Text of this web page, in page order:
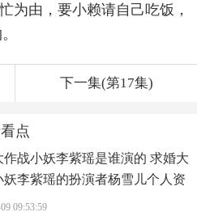
为由，要小赖请自己吃饭，
下一集(第17集)
点
作战小妖李紫瑶是谁演的 求婚大
妖李紫瑶的扮演者杨雪儿个人资
、生活照欣赏
09:53:59